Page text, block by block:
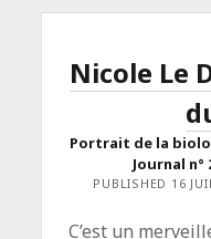
Nicole Le
Portrait de la
Journal
PUBLISHED 16
C’est un